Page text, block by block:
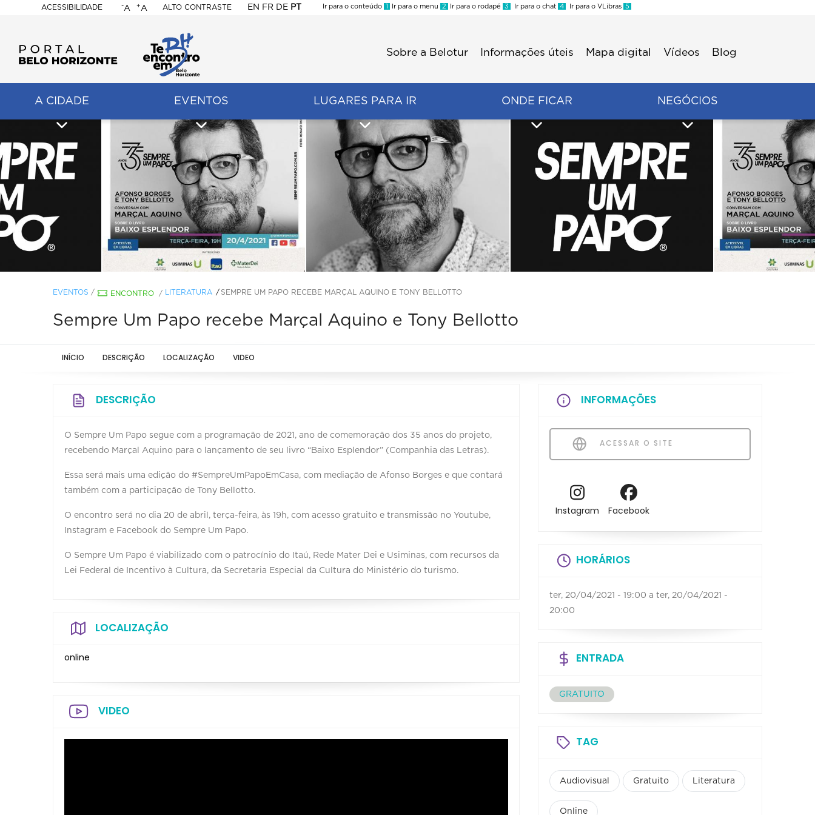
ACESSIBILIDADE
BELO
HORIZONTE
-A +A ALTO CONTRASTE EN FR DE PT
Ir para o conteúdo 1 Ir para o menu 2 Ir para o rodapé 3 Ir para o chat 4 Ir para o VLibras 5
Sobre a Belotur Informações úteis Mapa digital Vídeos Blog
A CIDADE EVENTOS LUGARES PARA IR ONDE FICAR NEGÓCIOS
EVENTOS / ENCONTRO / LITERATURA SEMPRE UM PAPO RECEBE MARÇAL AQUINO E TONY BELLOTTO
Sempre Um Papo recebe Marçal Aquino e Tony Bellotto
INÍCIO DESCRIÇÃO LOCALIZAÇÃO VIDEO
DESCRIÇÃO
O Sempre Um Papo segue com a programação de 2021, ano de comemoração dos 35 anos do projeto,
recebendo Marçal Aquino para o lançamento de seu livro “Baixo Esplendor” (Companhia das Letras).
Essa será mais uma edição do #SempreUmPapoEmCasa, com mediação de Afonso Borges e que contará
também com a participação de Tony Bellotto.
O encontro será no dia 20 de abril, terça-feira, às 19h, com acesso gratuito e transmissão no Youtube,
Instagram e Facebook do Sempre Um Papo.
O Sempre Um Papo é viabilizado com o patrocínio do Itaú, Rede Mater Dei e Usiminas, com recursos da
Lei Federal de Incentivo à Cultura, da Secretaria Especial da Cultura do Ministério do turismo.
LOCALIZAÇÃO
online
VIDEO
INFORMAÇÕES
ACESSAR O SITE
Instagram Facebook
HORÁRIOS
ter, 20/04/2021 - 19:00 a ter, 20/04/2021 -
20:00
ENTRADA
GRATUITO
TAG
Audiovisual Gratuito Literatura
Online